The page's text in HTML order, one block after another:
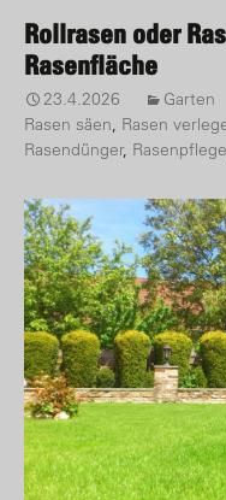
Rollrasen oder
Rasenfläche
23.4.2026 Garten
Rasen säen, Rasen
Rasendünger, Rasenpflege